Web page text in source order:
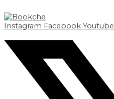
Instagram Facebook Youtube